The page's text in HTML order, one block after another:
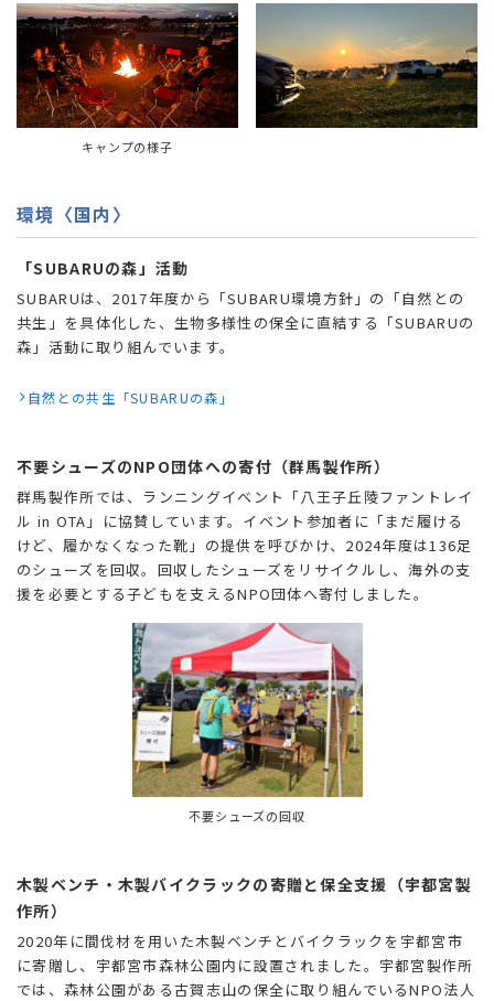
キャンプの様子
環境〈国内〉
「SUBARUの森」活動
SUBARUは、2017年度から「SUBARU環境方針」の「自然との
共生」を具体化した、生物多様性の保全に直結する「SUBARUの
森」活動に取り組んでいます。
自然との共生「SUBARUの森」
不要シューズのNPO団体への寄付（群馬製作所）
群馬製作所では、ランニングイベント「八王子丘陵ファントレイ
ル in OTA」に協賛しています。イベント参加者に「まだ履ける
けど、履かなくなった靴」の提供を呼びかけ、2024年度は136足
のシューズを回収。回収したシューズをリサイクルし、海外の支
援を必要とする子どもを支えるNPO団体へ寄付しました。
不要シューズの回収
木製ベンチ・木製バイクラックの寄贈と保全支援（宇都宮製
作所）
2020年に間伐材を用いた木製ベンチとバイクラックを宇都宮市
に寄贈し、宇都宮市森林公園内に設置されました。宇都宮製作所
では、森林公園がある古賀志山の保全に取り組んでいるNPO法人